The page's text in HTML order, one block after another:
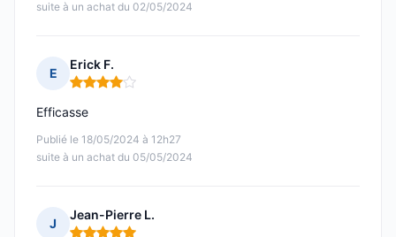
suite à un achat du 02/05/2024
E
Erick F.
Note : 4 sur 5
Publié le 18/05/2024 à 12h27
suite à un achat du 05/05/2024
Efficasse
J
Jean-Pierre L.